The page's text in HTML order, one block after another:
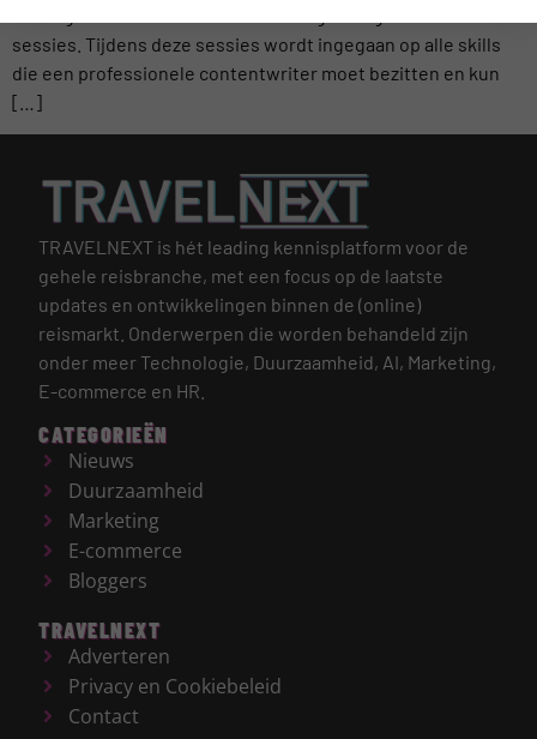
sessies. Tijdens deze sessies wordt ingegaan op alle skills
die een professionele contentwriter moet bezitten en kun
[…]
TRAVELNEXT is hét leading kennisplatform voor de
gehele reisbranche, met een focus op de laatste
updates en ontwikkelingen binnen de (online)
reismarkt. Onderwerpen die worden behandeld zijn
onder meer Technologie, Duurzaamheid, AI, Marketing,
E-commerce en HR.
CATEGORIEËN
Nieuws
Duurzaamheid
Marketing
E-commerce
Bloggers
TRAVELNEXT
Adverteren
Privacy en Cookiebeleid
Contact